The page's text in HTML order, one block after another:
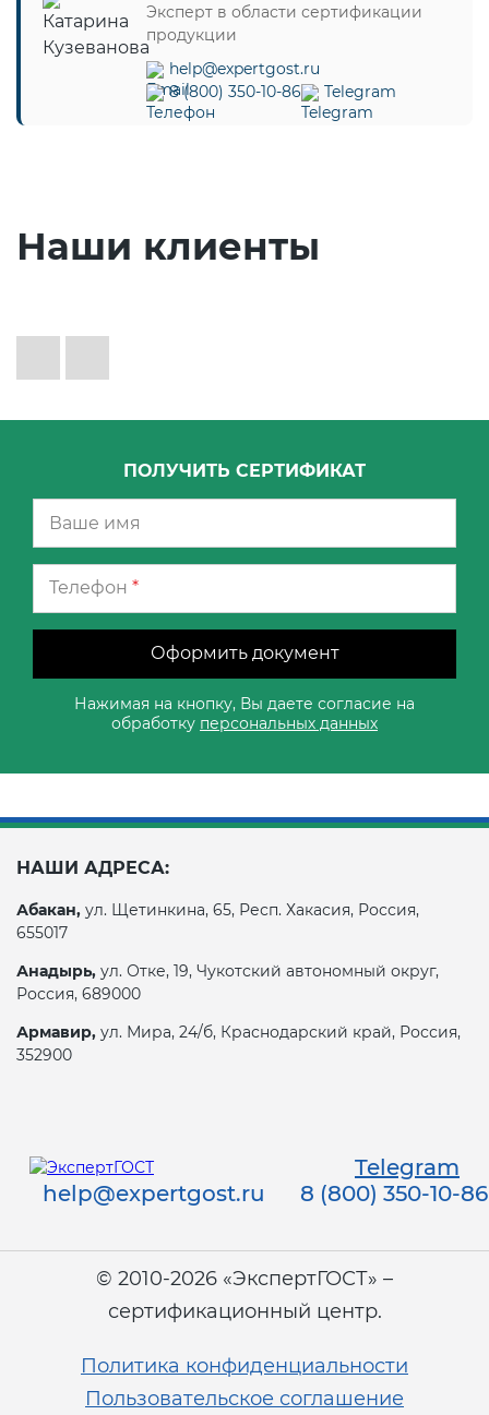
Эксперт в области сертификации
продукции
help@expertgost.ru
8 (800) 350-10-86
Telegram
Наши клиенты
ПОЛУЧИТЬ СЕРТИФИКАТ
Телефон *
Оформить документ
Нажимая на кнопку, Вы даете согласие на
обработку персональных данных
НАШИ АДРЕСА:
Абакан, ул. Щетинкина, 65, Респ. Хакасия, Россия,
655017
Анадырь, ул. Отке, 19, Чукотский автономный округ,
Россия, 689000
Армавир, ул. Мира, 24/б, Краснодарский край, Россия,
352900
Telegram
help@expertgost.ru
8 (800) 350-10-86
© 2010-2026 «ЭкспертГОСТ» –
сертификационный центр.
Политика конфиденциальности
Пользовательское соглашение